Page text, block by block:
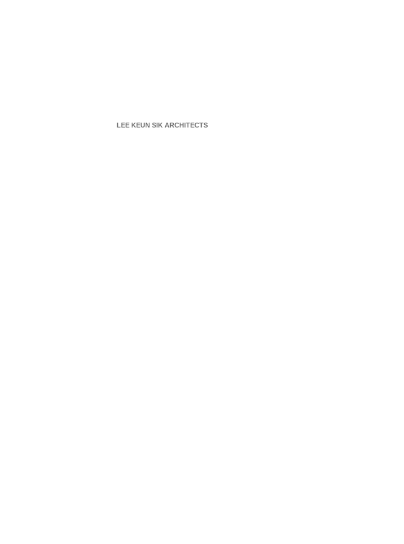
LEE KEUN SIK ARCHITECTS